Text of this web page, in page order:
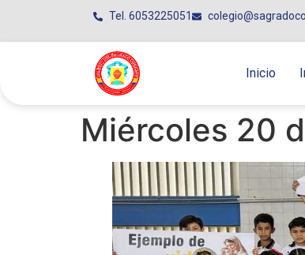
Tel. 6053225051
Inicio
Miércoles 20